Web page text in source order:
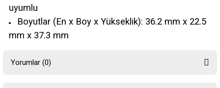
uyumlu
Boyutlar (En x Boy x Yükseklik): 36.2 mm x 22.5
mm x 37.3 mm
Yorumlar (0)